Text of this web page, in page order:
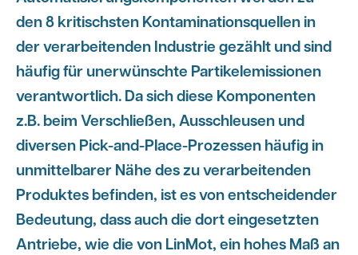
den 8 kritischsten Kontaminationsquellen in
der verarbeitenden Industrie gezählt und sind
häufig für unerwünschte Partikelemissionen
verantwortlich. Da sich diese Komponenten
z.B. beim Verschließen, Ausschleusen und
diversen Pick-and-Place-Prozessen häufig in
unmittelbarer Nähe des zu verarbeitenden
Produktes befinden, ist es von entscheidender
Bedeutung, dass auch die dort eingesetzten
Antriebe, wie die von LinMot, ein hohes Maß an